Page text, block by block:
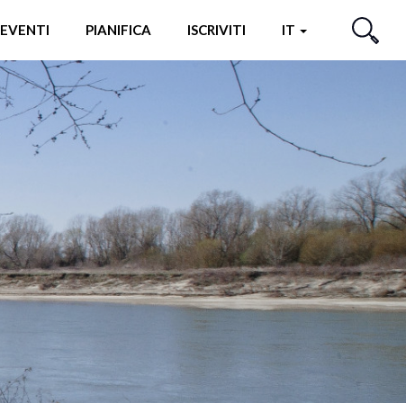
EVENTI PIANIFICA ISCRIVITI IT
CERCA